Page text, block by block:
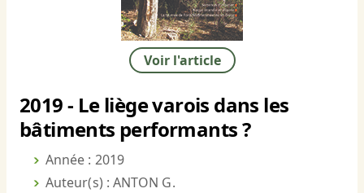
Voir l'article
2019 - Le liège varois dans les
bâtiments performants ?
Année : 2019
Auteur(s) : ANTON G.